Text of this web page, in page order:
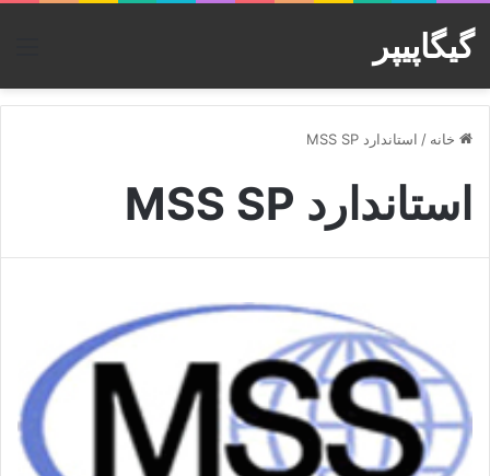
گیگاپیپر
خانه / استاندارد MSS SP
استاندارد MSS SP